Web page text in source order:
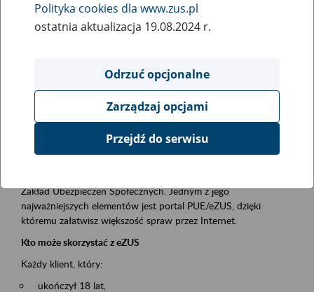
Rodzaj wydarzenia
Szkolenia
obsługa klientów
Event description
Platforma Usług Elektronicznych ZUS eZUS
Zakład Ubezpieczeń Społecznych. Jednym z jego
najważniejszych elementów jest portal PUE/eZUS, dzięki
któremu załatwisz większość spraw przez Internet.
Kto może skorzystać z eZUS
Każdy klient, który:
ukończył 18 lat,
Polityka cookies dla www.zus.pl
ostatnia aktualizacja 19.08.2024 r.
Odrzuć opcjonalne
Zarządzaj opcjami
Przejdź do serwisu